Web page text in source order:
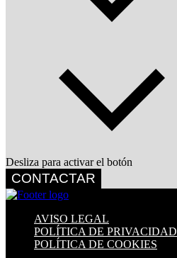
Desliza para activar el botón
CONTACTAR
AVISO LEGAL
POLÍTICA DE PRIVACIDAD
POLÍTICA DE COOKIES